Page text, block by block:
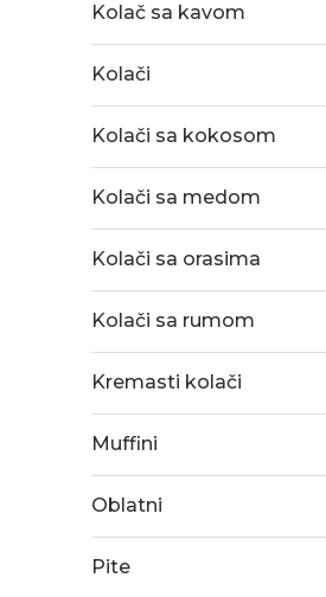
Kolač sa kavom
Kolači
Kolači sa kokosom
Kolači sa medom
Kolači sa orasima
Kolači sa rumom
Kremasti kolači
Muffini
Oblatni
Pite